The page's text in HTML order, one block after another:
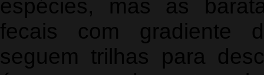
espécies, mas as
fecais com gradiente
seguem trilhas para